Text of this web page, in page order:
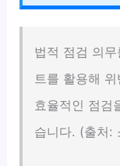
법적 점검 의
트를 활용해
효율적인 점검
습니다. (출처: